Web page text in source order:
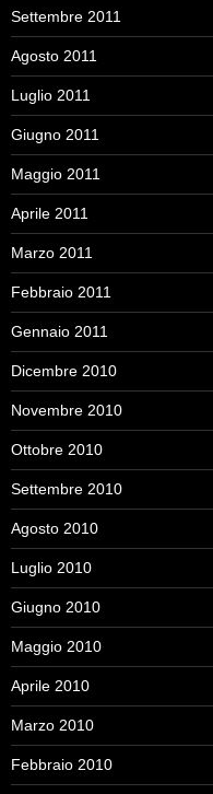
Settembre 2011
Agosto 2011
Luglio 2011
Giugno 2011
Maggio 2011
Aprile 2011
Marzo 2011
Febbraio 2011
Gennaio 2011
Dicembre 2010
Novembre 2010
Ottobre 2010
Settembre 2010
Agosto 2010
Luglio 2010
Giugno 2010
Maggio 2010
Aprile 2010
Marzo 2010
Febbraio 2010